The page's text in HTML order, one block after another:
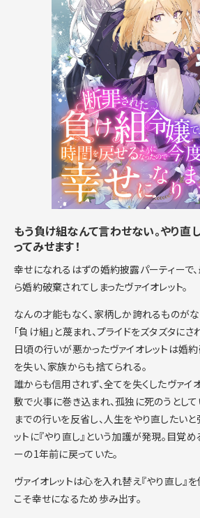
もう負け組なんて言わせない。やり直
ってみせます！
幸せになれるはずの婚約披露パーティーで
ら婚約破棄されてしまったヴァイオレット。
なんの才能もなく、家柄しか誇れるものが
「負け組」と蔑まれ、プライドをズタズタにさ
日頃の行いが悪かったヴァイオレットは婚
を失い、家族からも捨てられる。
誰からも信用されず、全てを失くしたヴァイ
敷で火事に巻き込まれ、孤独に死のうとし
までの行いを反省し、人生をやり直したいと
ットに『やり直し』という加護が発現。目覚
ーの1年前に戻っていた。
ヴァイオレットは心を入れ替え『やり直し』
こそ幸せになるため歩み出す。